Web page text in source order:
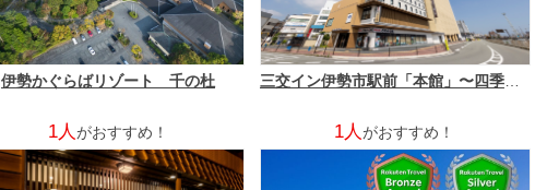
伊勢かぐらばリゾート 千の杜 三交イン伊勢市駅前「本館」〜四季乃湯〜・「別館」Grande
1人がおすすめ！ 1人がおすすめ！